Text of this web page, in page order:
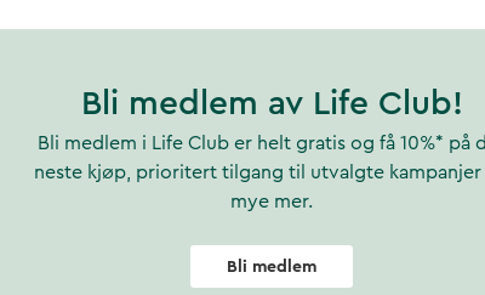
Bli medlem av Life Club!
Bli medlem i Life Club er helt gratis og få 10%* på
neste kjøp, prioritert tilgang til utvalgte kampanjer
mye mer.
Bli medlem